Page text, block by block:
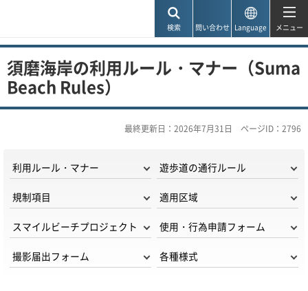
検索 問い合わせ Language メニュー
須磨海岸の利用ルール・マナー（Suma
Beach Rules）
最終更新日：2026年7月31日 ページID：2796
利用ルール・マナー 遊歩道の通行ルール
規制項目 適用区域
スマイルビーチプロジェクト 使用・行為申請フォーム
撮影届出フォーム 各種様式